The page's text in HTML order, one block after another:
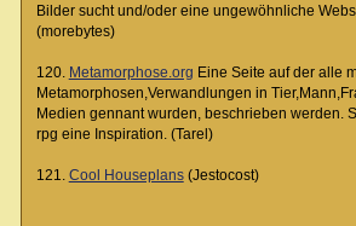
Bilder sucht und/oder eine ungewöhnliche
(morebytes)
120. Metamorphose.org Eine Seite auf der alle
Metamorphosen,Verwandlungen in
Medien gennant wurden, beschrieben werden.
rpg eine Inspiration. (Tarel)
121. Cool Houseplans(Jestocost)